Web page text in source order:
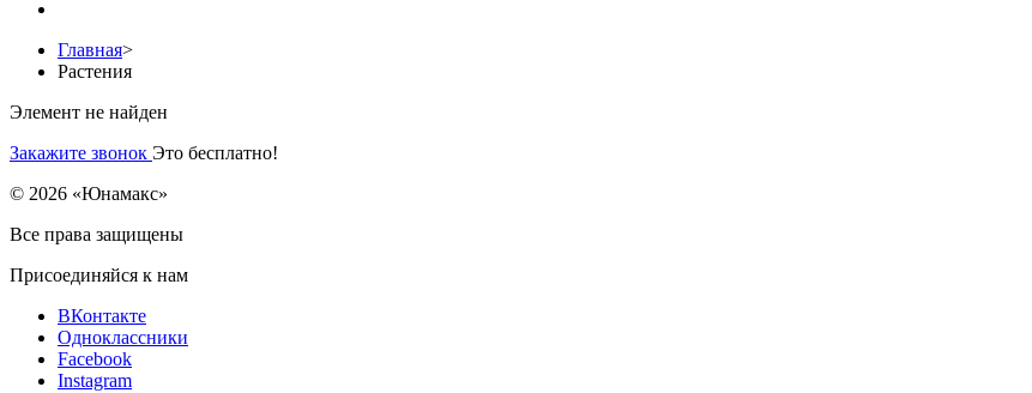
Главная>
Растения
Элемент не найден
Закажите звонок Это бесплатно!
© 2026 «Юнамакс»
Все права защищены
Присоединяйся к нам
ВКонтакте
Одноклассники
Facebook
Instagram